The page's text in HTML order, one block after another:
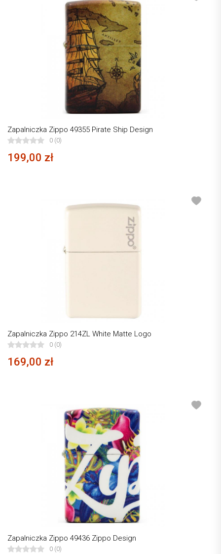
Zapalniczka Zippo 49355 Pirate Ship Design
0 (0)
199,00 zł
Zapalniczka Zippo 214ZL White Matte Logo
0 (0)
169,00 zł
Zapalniczka Zippo 49436 Zippo Design
0 (0)